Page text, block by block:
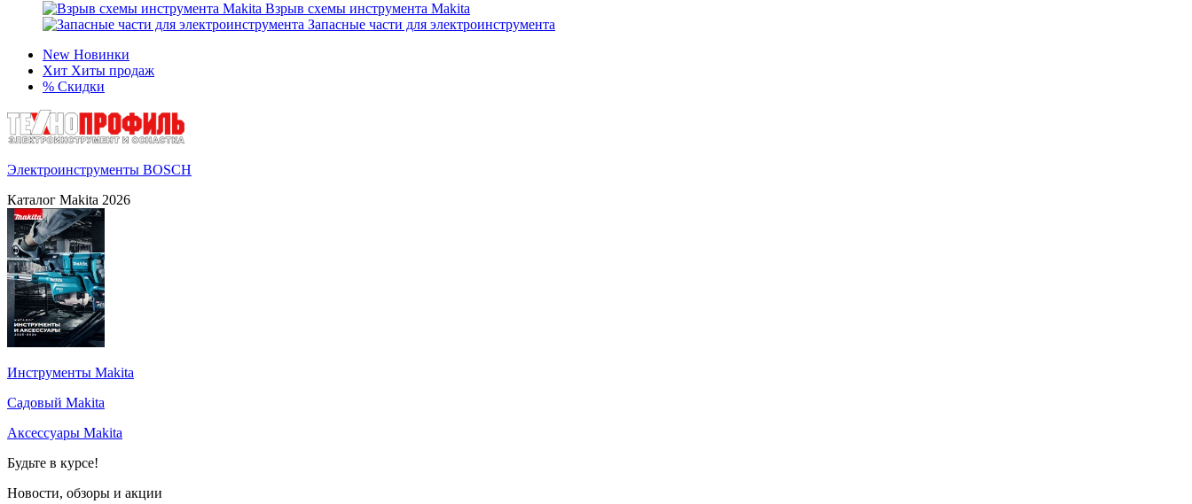
Взрыв схемы инструмента Makita
Запасные части для электроинструмента
New Новинки
Хит Хиты продаж
% Скидки
Электроинструменты BOSCH
Каталог Makita 2026
Инструменты Makita
Садовый Makita
Аксессуары Makita
Будьте в курсе!
Новости, обзоры и акции